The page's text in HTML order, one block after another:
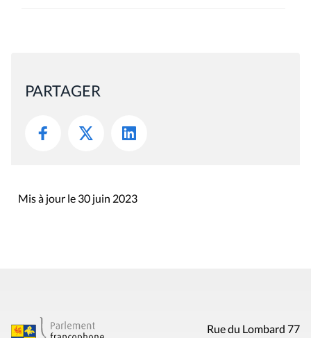
PARTAGER
Mis à jour le 30 juin 2023
Rue du Lombard 77